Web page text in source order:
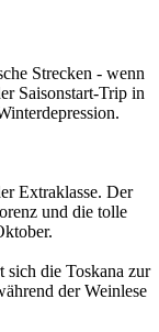
Strecken - wenn
Saisonstart-Trip in
Extraklasse. Der
und die tolle
sich die Toskana zur
der Weinlese